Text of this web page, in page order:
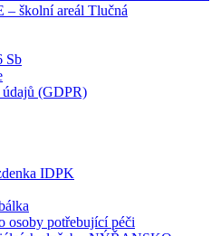
– školní areál Tlučná
Sb
údajů (GDPR)
IDPK
osoby potřebující péči